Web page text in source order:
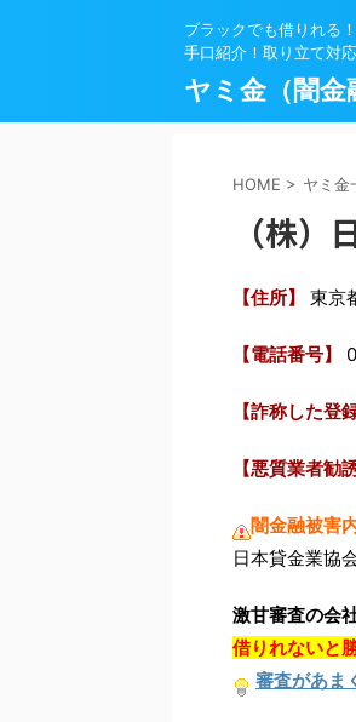
ブラックでも借りれる
手口紹介！取り立て対
ヤミ金（闇金
HOME > ヤミ金
（株）
【住所】 東京
【電話番号】
【詐称した登
【悪質業者勧
闇金融被害
日本貸金業協
激甘審査の会
借りれないと
審査があま